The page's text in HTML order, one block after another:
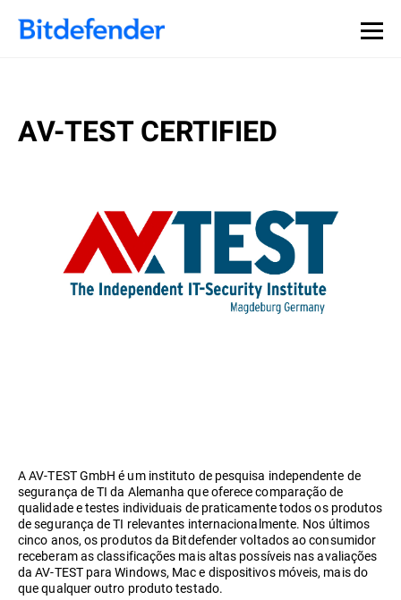
AV-TEST CERTIFIED
A AV-TEST GmbH é um instituto de pesquisa independente de
segurança de TI da Alemanha que oferece comparação de
qualidade e testes individuais de praticamente todos os produtos
de segurança de TI relevantes internacionalmente. Nos últimos
cinco anos, os produtos da Bitdefender voltados ao consumidor
receberam as classificações mais altas possíveis nas avaliações
da AV-TEST para Windows, Mac e dispositivos móveis, mais do
que qualquer outro produto testado.